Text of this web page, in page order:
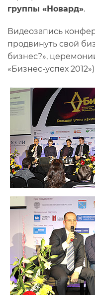
группы «Новард».
Видеозапись
продвинуть свой
бизнес?»,
«Бизнес-успех